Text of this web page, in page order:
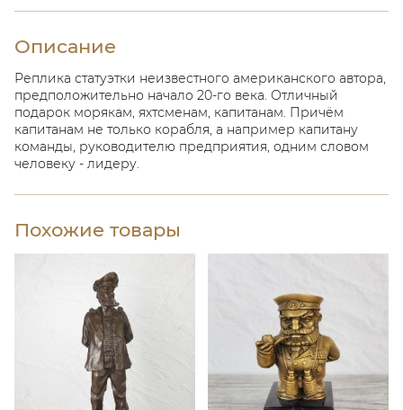
Описание
Реплика статуэтки неизвестного американского автора,
предположительно начало 20-го века. Отличный
подарок морякам, яхтсменам, капитанам. Причём
капитанам не только корабля, а например капитану
команды, руководителю предприятия, одним словом
человеку - лидеру.
Похожие товары